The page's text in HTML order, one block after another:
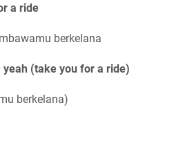
a ride
berkelana
yeah (take you for a ride)
berkelana)